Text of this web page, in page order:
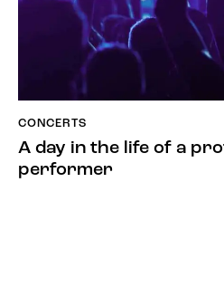
CONCERTS
A day in the life of a
performer